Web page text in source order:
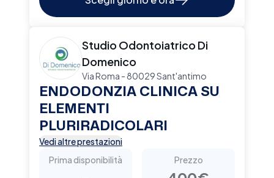
Studio Odontoiatrico Di
Domenico
Via Roma - 80029 Sant'antimo
ENDODONZIA CLINICA SU
ELEMENTI
PLURIRADICOLARI
Vedi altre prestazioni
Prima disponibilità
Prezzo